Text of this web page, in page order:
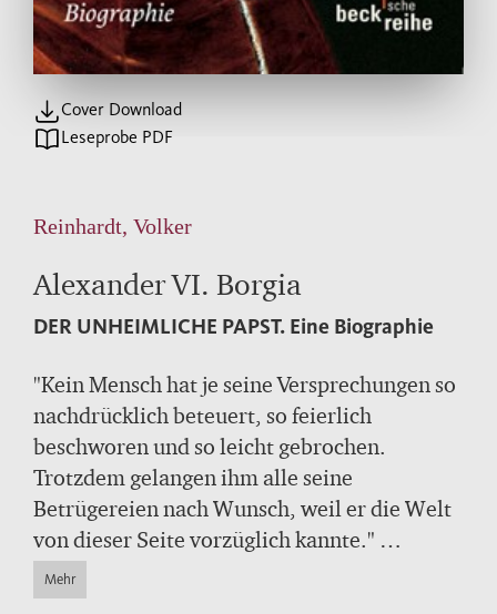
Cover Download
Leseprobe PDF
Reinhardt, Volker
Alexander VI. Borgia
DER UNHEIMLICHE PAPST. Eine Biographie
"Kein Mensch hat je seine Versprechungen so
nachdrücklich beteuert, so feierlich
beschworen und so leicht gebrochen.
Trotzdem gelangen ihm alle seine
Betrügereien nach Wunsch, weil er die Welt
von dieser Seite vorzüglich kannte."
Machiavelli
Mehr